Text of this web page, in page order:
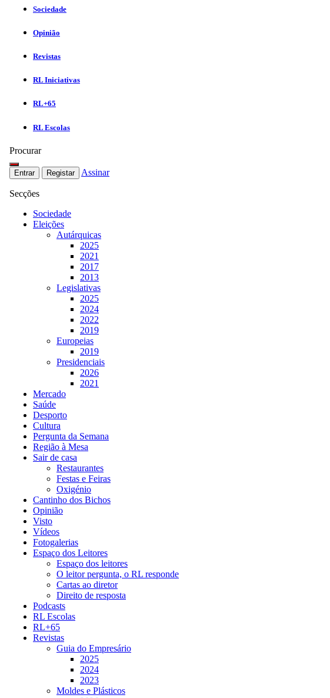
Sociedade
Opinião
Revistas
RL Iniciativas
RL+65
RL Escolas
Procurar
Entrar Registar Assinar
Secções
Sociedade
Eleições
Autárquicas
2025
2021
2017
2013
Legislativas
2025
2024
2022
2019
Europeias
2019
Presidenciais
2026
2021
Mercado
Saúde
Desporto
Cultura
Pergunta da Semana
Região à Mesa
Sair de casa
Restaurantes
Festas e Feiras
Oxigénio
Cantinho dos Bichos
Opinião
Visto
Vídeos
Fotogalerias
Espaço dos Leitores
Espaço dos leitores
O leitor pergunta, o RL responde
Cartas ao diretor
Direito de resposta
Podcasts
RL Escolas
RL+65
Revistas
Guia do Empresário
2025
2024
2023
Moldes e Plásticos